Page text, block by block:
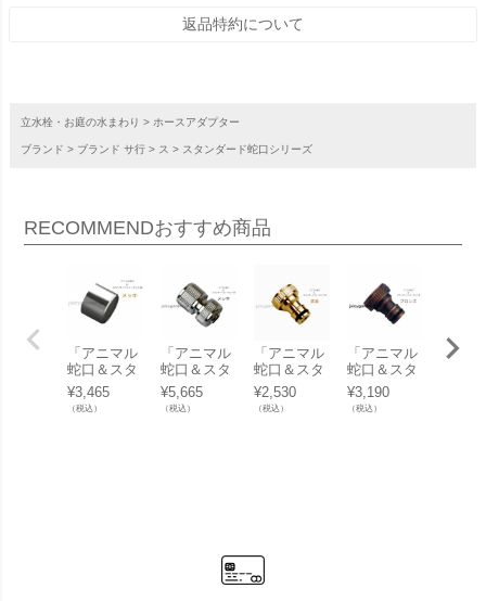
返品特約について
立水栓・お庭の水まわり ホースアダプター
ブランド ブランド サ行 ス スタンダード蛇口シリーズ
RECOMMENDおすすめ商品
「アニマル
蛇口＆スタ
ンダード蛇
口 専用 泡
沫アダプタ
¥3,465
（税込）
「アニマル
蛇口＆スタ
ンダード蛇
口 専用ホー
スカプラー
¥5,665
（税込）
「アニマル
蛇口＆スタ
ンダード蛇
口 専用ホー
スアダプタ
¥2,530
（税込）
「アニマル
蛇口＆スタ
ンダード蛇
口 専用ホー
スアダプタ
¥3,190
（税込）
「ア